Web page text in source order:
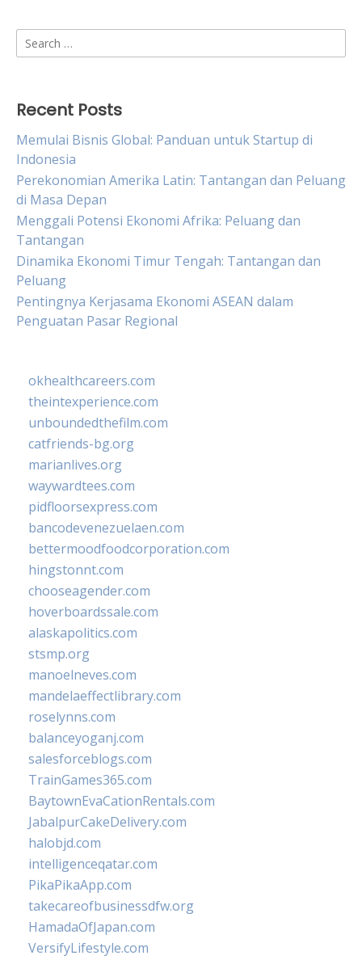
Search
for:
Recent Posts
Memulai Bisnis Global: Panduan untuk Startup di
Indonesia
Perekonomian Amerika Latin: Tantangan dan Peluang
di Masa Depan
Menggali Potensi Ekonomi Afrika: Peluang dan
Tantangan
Dinamika Ekonomi Timur Tengah: Tantangan dan
Peluang
Pentingnya Kerjasama Ekonomi ASEAN dalam
Penguatan Pasar Regional
okhealthcareers.com
theintexperience.com
unboundedthefilm.com
catfriends-bg.org
marianlives.org
waywardtees.com
pidfloorsexpress.com
bancodevenezuelaen.com
bettermoodfoodcorporation.com
hingstonnt.com
chooseagender.com
hoverboardssale.com
alaskapolitics.com
stsmp.org
manoelneves.com
mandelaeffectlibrary.com
roselynns.com
balanceyoganj.com
salesforceblogs.com
TrainGames365.com
BaytownEvaCationRentals.com
JabalpurCakeDelivery.com
halobjd.com
intelligenceqatar.com
PikaPikaApp.com
takecareofbusinessdfw.org
HamadaOfJapan.com
VersifyLifestyle.com